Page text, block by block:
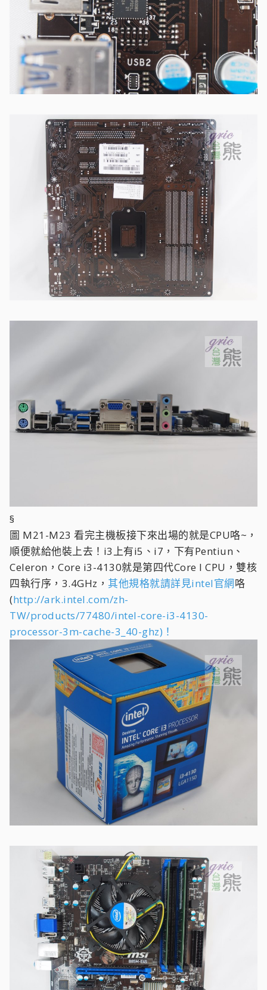
§
圖 M21-M23 看完主機板接下來出場的就是CPU咯~，
順便就給他裝上去！i3上有i5、i7，下有Pentiun、
Celeron，Core i3-4130就是第四代Core I CPU，雙核
四執行序，3.4GHz， 其他規格就請詳見intel官網咯
(http://ark.intel.com/zh-
TW/products/77480/intel-core-i3-4130-
processor-3m-cache-3_40-ghz)！